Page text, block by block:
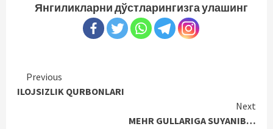
Янгиликларни дўстларингизга улашинг
Continue
Reading
Previous
ILOJSIZLIK QURBONLARI
Next
MEHR GULLARIGA SUYANIB…